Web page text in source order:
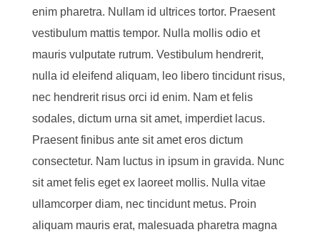
enim pharetra. Nullam id ultrices tortor. Praesent
vestibulum mattis tempor. Nulla mollis odio et
mauris vulputate rutrum. Vestibulum hendrerit,
nulla id eleifend aliquam, leo libero tincidunt risus,
nec hendrerit risus orci id enim. Nam et felis
sodales, dictum urna sit amet, imperdiet lacus.
Praesent finibus ante sit amet eros dictum
consectetur. Nam luctus in ipsum in gravida. Nunc
sit amet felis eget ex laoreet mollis. Nulla vitae
ullamcorper diam, nec tincidunt metus. Proin
aliquam mauris erat, malesuada pharetra magna